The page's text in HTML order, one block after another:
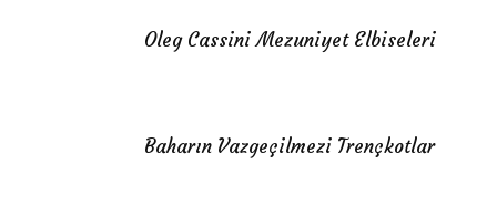
Oleg Cassini Mezuniyet Elbiseleri
Baharın Vazgeçilmezi Trençkotlar